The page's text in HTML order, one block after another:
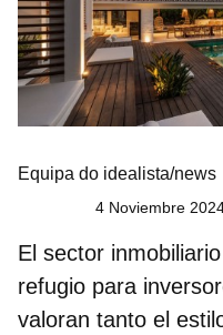
Equipa do idealista/news
4 Noviembre
El sector
refugio para
valoran tanto el